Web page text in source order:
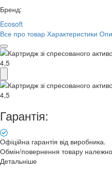
Бренд:
Ecosoft
Все про товар Характеристики
Гарантія:
Офіційна гарантія від виробника.
Обмін/повернення товару
Детальніше